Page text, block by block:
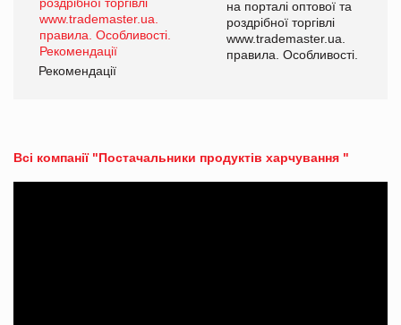
на порталі оптової та
роздрібної торгівлі
www.trademaster.ua.
правила. Особливості.
Рекомендації
Всі компанії "Постачальники продуктів харчування "